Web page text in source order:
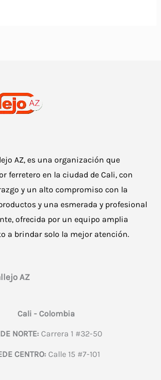
AZ, es una organización que
ferretero en la ciudad de Cali, con
y un alto compromiso con la
y una esmerada y profesional
ofrecida por un equipo amplia
a brindar solo la mejor atención.
AZ
Cali - Colombia
NORTE:Carrera 1 #32-50
CENTRO: Calle 15 #7-101